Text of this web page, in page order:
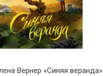
Вернер «Синяя веранда»